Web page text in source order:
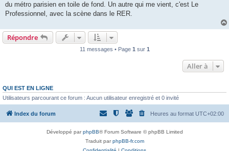
a
g
du métro parisien en toile de fond. Un autre qui me vient, c'est Le
Professionnel, avec la scène dans le RER.
Répondre
11 messages • Page 1 sur 1
Aller à
QUI EST EN LIGNE
Utilisateurs parcourant ce forum : Aucun utilisateur enregistré et 0 invité
Index du forum Heures au format UTC+02:00
Développé parphpBB® Forum Software © phpBB Limited
Traduit parphpBB-fr.com